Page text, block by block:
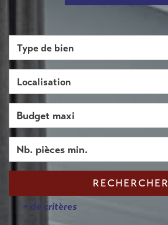
Type de bien
Localisation
RECHERCHER
+ de critères